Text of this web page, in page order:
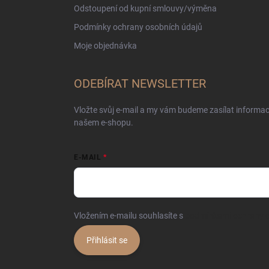
Odstoupení od kupní smlouvy/výměna
Podmínky ochrany osobních údajů
Moje objednávka
ODEBÍRAT NEWSLETTER
Vložte svůj e-mail a my vám budeme zasílat
našem e-shopu.
E-MAIL
Vložením e-mailu souhlasíte s
Přihlásit se